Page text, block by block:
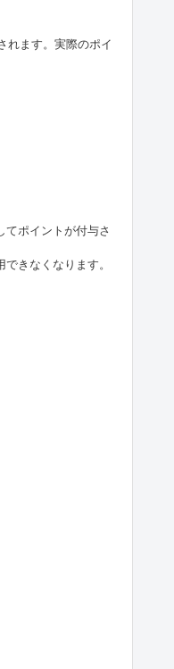
れます。実際のポイ
ポイントが付与さ
きなくなります。